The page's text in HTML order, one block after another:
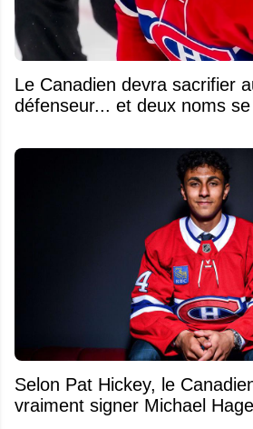
Le Canadien devra sacrifier
défenseur... et deux noms
Selon Pat Hickey, le
vraiment signer Michael